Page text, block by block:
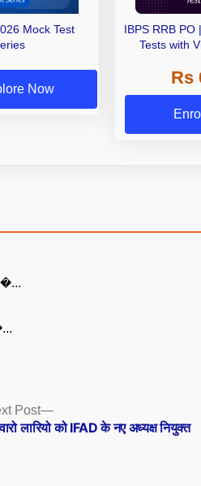
Mock Test
Now
IBPS RRB PO
Tests with
Rs
�...
Post
Next
post:
लारियो को IFAD के नए अध्यक्ष नियुक्त